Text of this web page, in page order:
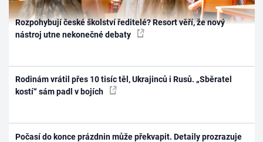
Rozpohybují české školství ředitelé? Resort věří, že nový
nástroj utne nekonečné debaty
Rodinám vrátil přes 10 tisíc těl, Ukrajinců i Rusů. „Sběratel
kostí“ sám padl v bojích
Počasí do konce prázdnin může překvapit. Detaily prozrazuje